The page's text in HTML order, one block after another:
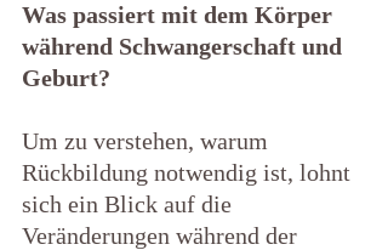
Was passiert mit dem Körper
während Schwangerschaft und
Geburt?
Um zu verstehen, warum
Rückbildung notwendig ist, lohnt
sich ein Blick auf die
Veränderungen während der